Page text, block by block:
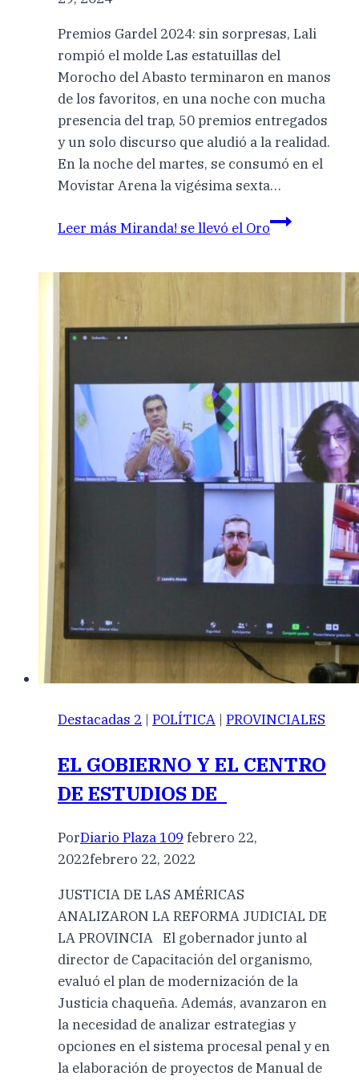
Premios Gardel 2024: sin sorpresas, Lali
rompió el molde Las estatuillas del
Morocho del Abasto terminaron en manos
de los favoritos, en una noche con mucha
presencia del trap, 50 premios entregados
y un solo discurso que aludió a la realidad.
En la noche del martes, se consumó en el
Movistar Arena la vigésima sexta…
Leer más Miranda! se llevó el Oro
Destacadas 2 | POLÍTICA | PROVINCIALES
EL GOBIERNO Y EL CENTRO
DE ESTUDIOS DE
PorDiario Plaza 109 febrero 22,
2022febrero 22, 2022
JUSTICIA DE LAS AMÉRICAS
ANALIZARON LA REFORMA JUDICIAL DE
LA PROVINCIA El gobernador junto al
director de Capacitación del organismo,
evaluó el plan de modernización de la
Justicia chaqueña. Además, avanzaron en
la necesidad de analizar estrategias y
opciones en el sistema procesal penal y en
la elaboración de proyectos de Manual de